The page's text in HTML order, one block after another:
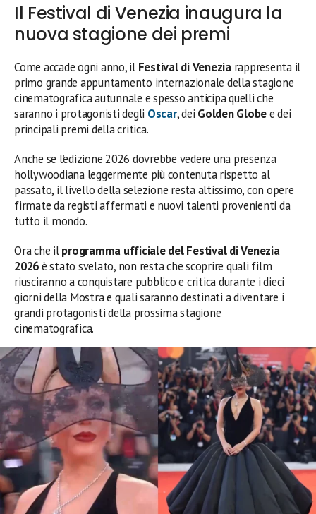
Il Festival di Venezia inaugura la
nuova stagione dei premi
Come accade ogni anno, il Festival di Veneziarappresenta il
primo grande appuntamento internazionale della stagione
cinematografica autunnale e spesso anticipa quelli che
saranno i protagonisti degli Oscar, dei Golden Globee dei
principali premi della critica.
Anche se l’edizione 2026 dovrebbe vedere una presenza
hollywoodiana leggermente più contenuta rispetto al
passato, il livello della selezione resta altissimo, con opere
firmate da registi affermati e nuovi talenti provenienti da
tutto il mondo.
Ora che ilprogramma ufficiale del Festival di Venezia
2026è stato svelato, non resta che scoprire quali film
riusciranno a conquistare pubblico e critica durante i dieci
giorni della Mostra e quali saranno destinati a diventare i
grandi protagonisti della prossima stagione
cinematografica.